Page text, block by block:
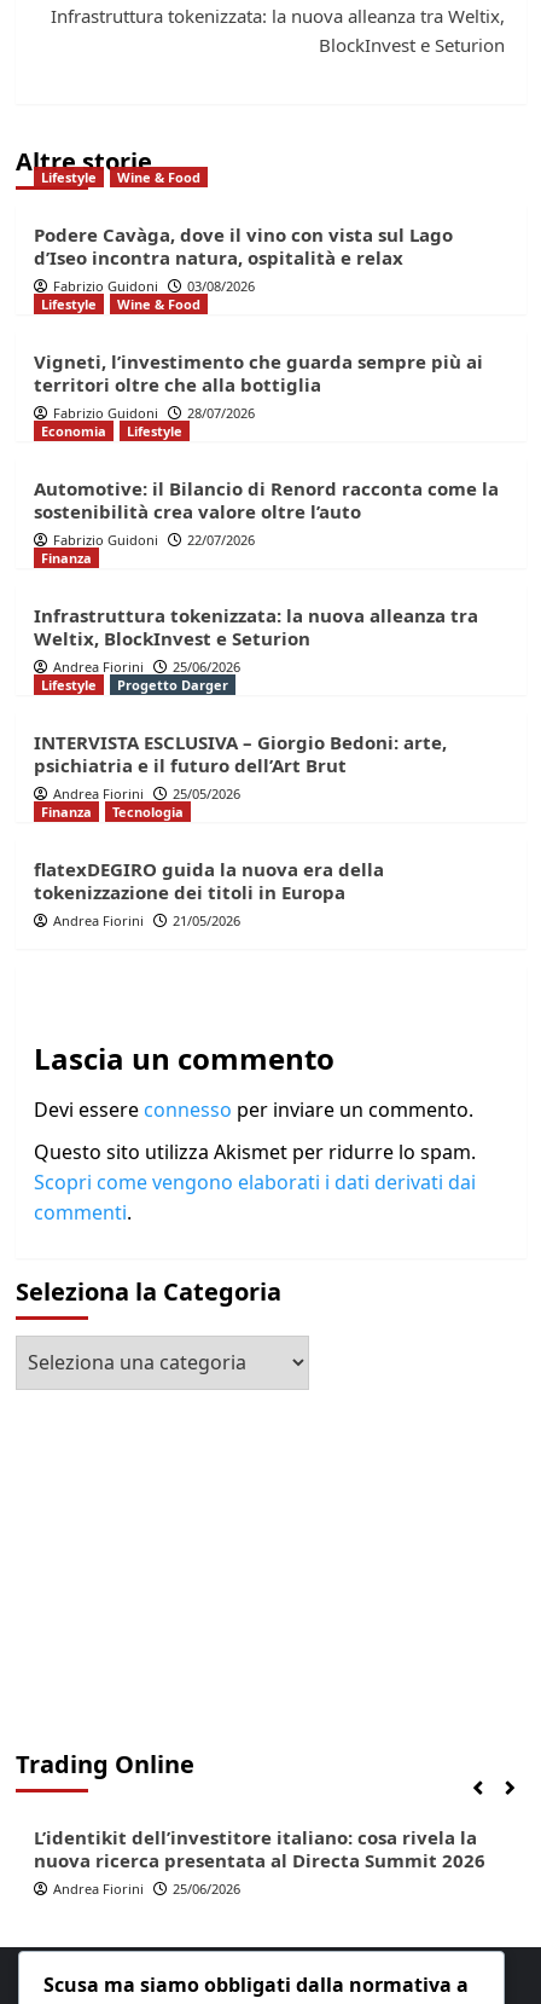
Infrastruttura tokenizzata: la nuova alleanza tra Weltix,
BlockInvest e Seturion
Altre storie
Lifestyle Wine & Food
Podere Cavàga, dove il vino con vista sul Lago
d’Iseo incontra natura, ospitalità e relax
Fabrizio Guidoni
03/08/2026
Lifestyle
Wine & Food
Vigneti, l’investimento che guarda sempre più ai
territori oltre che alla bottiglia
Fabrizio Guidoni
28/07/2026
Economia
Lifestyle
Automotive: il Bilancio di Renord racconta come la
sostenibilità crea valore oltre l’auto
Fabrizio Guidoni
22/07/2026
Finanza
Infrastruttura tokenizzata: la nuova alleanza tra
Weltix, BlockInvest e Seturion
Andrea Fiorini
25/06/2026
Lifestyle
Progetto Darger
INTERVISTA ESCLUSIVA – Giorgio Bedoni: arte,
psichiatria e il futuro dell’Art Brut
Andrea Fiorini
25/05/2026
Finanza
Tecnologia
flatexDEGIRO guida la nuova era della
tokenizzazione dei titoli in Europa
Andrea Fiorini 21/05/2026
Lascia un commento
Devi essere connesso per inviare un commento.
Questo sito utilizza Akismet per ridurre lo spam.
Scopri come vengono elaborati i dati derivati dai
commenti.
Seleziona la Categoria
Seleziona
Trading Online
L’identikit dell’investitore italiano: cosa rivela la
nuova ricerca presentata al Directa Summit 2026
Andrea Fiorini 25/06/2026
Scusa ma siamo obbligati dalla normativa a